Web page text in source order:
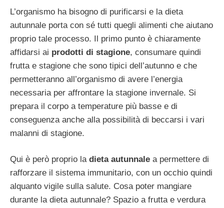
L’organismo ha bisogno di purificarsi e la dieta
autunnale porta con sé tutti quegli alimenti che aiutano
proprio tale processo. Il primo punto è chiaramente
affidarsi ai prodotti di stagione, consumare quindi
frutta e stagione che sono tipici dell’autunno e che
permetteranno all’organismo di avere l’energia
necessaria per affrontare la stagione invernale. Si
prepara il corpo a temperature più basse e di
conseguenza anche alla possibilità di beccarsi i vari
malanni di stagione.
Qui è però proprio la dieta autunnale a permettere di
rafforzare il sistema immunitario, con un occhio quindi
alquanto vigile sulla salute. Cosa poter mangiare
durante la dieta autunnale? Spazio a frutta e verdura